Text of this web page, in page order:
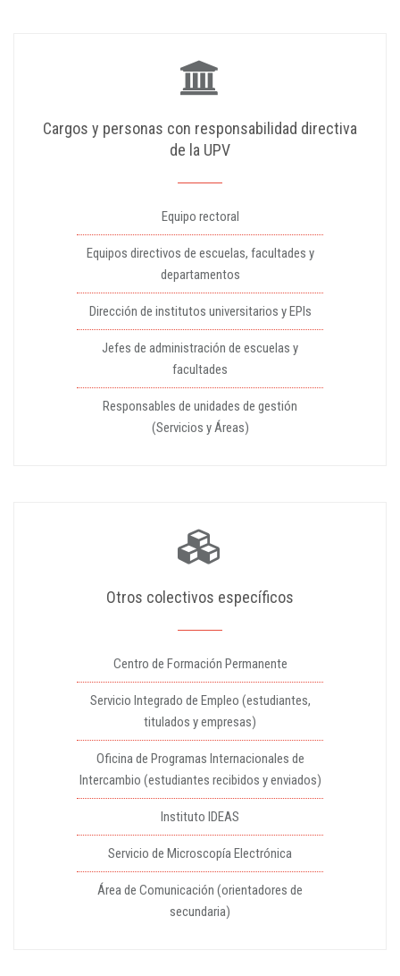
Cargos y personas con responsabilidad directiva
de la UPV
Equipo rectoral
Equipos directivos de escuelas, facultades y
departamentos
Dirección de institutos universitarios y EPIs
Jefes de administración de escuelas y
facultades
Responsables de unidades de gestión
(Servicios y Áreas)
Otros colectivos específicos
Centro de Formación Permanente
Servicio Integrado de Empleo (estudiantes,
titulados y empresas)
Oficina de Programas Internacionales de
Intercambio (estudiantes recibidos y enviados)
Instituto IDEAS
Servicio de Microscopía Electrónica
Área de Comunicación (orientadores de
secundaria)